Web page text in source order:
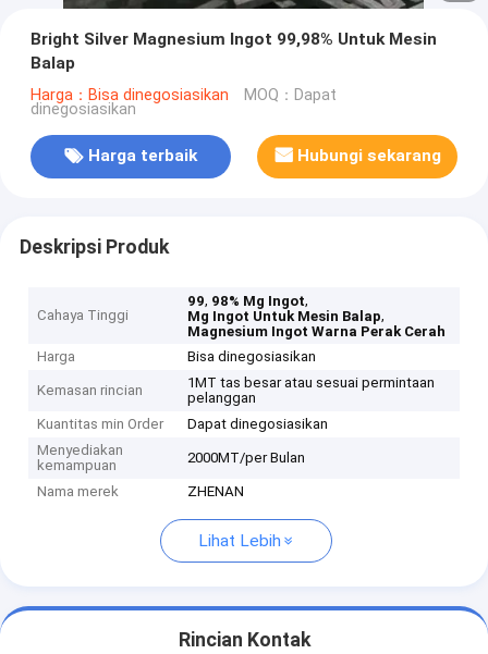
Bright Silver Magnesium Ingot 99,98% Untuk Mesin
Balap
Harga：Bisa dinegosiasikan MOQ：Dapat
dinegosiasikan
Harga terbaik Hubungi sekarang
Deskripsi Produk
Cahaya Tinggi
99, 98% Mg Ingot,
Mg Ingot Untuk Mesin Balap,
Magnesium Ingot Warna Perak Cerah
Harga
Bisa dinegosiasikan
Kemasan rincian
1MT tas besar atau sesuai permintaan
pelanggan
Kuantitas min Order
Dapat dinegosiasikan
Menyediakan
kemampuan
2000MT/per Bulan
Nama merek ZHENAN
Lihat Lebih
Rincian Kontak